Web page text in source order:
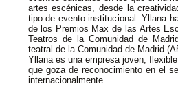
artes escénicas, desde la
tipo de evento institucional. Yllana
de los Premios Max de las Artes
Teatros de la Comunidad de
teatral de la Comunidad de Madrid
Yllana es una empresa joven,
que goza de reconocimiento en el
internacionalmente.